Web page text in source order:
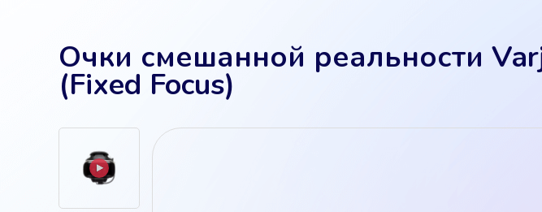
Очки смешанной реальности
(Fixed Focus)